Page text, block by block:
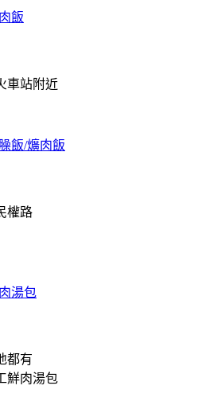
飯
車站附近
飯/爌肉飯
權路
湯包
都有
鮮肉湯包